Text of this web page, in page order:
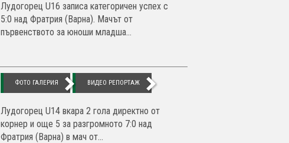
Лудогорец U16 записа категоричен успех с
5:0 над Фратрия (Варна). Мачът от
първенството за юноши младша...
ФОТО ГАЛЕРИЯ ВИДЕО РЕПОРТАЖ
Лудогорец U14 вкара 2 гола директно от
корнер и още 5 за разгромното 7:0 над
Фратрия (Варна) в мач от...